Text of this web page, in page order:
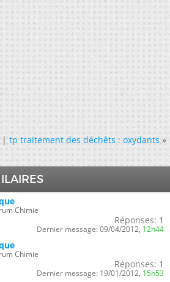
tp traitement des déchêts : oxydants »
Chimie
Réponses: 1
Dernier message: 09/04/2012, 12h44
Chimie
Réponses: 1
Dernier message: 19/01/2012, 15h53